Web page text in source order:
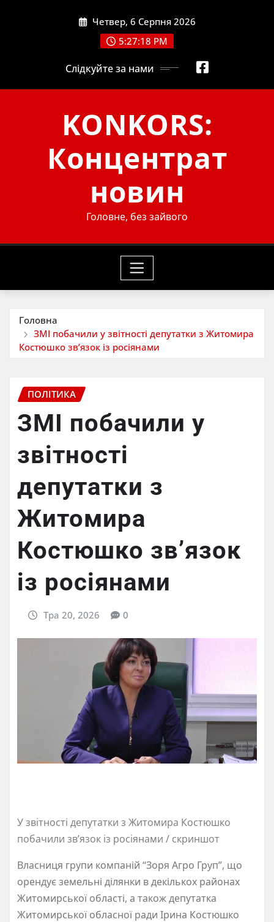
Четвер, 6 Серпня 2026
5:27:20 PM
Слідкуйте за нами
KONKORS:
Концентрат
новин
Головне, без зайвого
Головна
ЗМІ побачили у звітності депутатки з Житомира
Костюшко звʼязок із росіянами
ПОЛІТИКА
ЗМІ побачили у
звітності
депутатки з
Житомира
Костюшко звʼязок
із росіянами
Тра 20, 2026 0
У звітності депутатки з Житомира Костюшко
побачили звʼязок із росіянами / скриншот
Власниця групи компаній “Зоря Агро Груп”, що
орендує земельні ділянки в декількох районах
Житомирської області, а також депутатка
Житомирської обласної ради Ірина Костюшко